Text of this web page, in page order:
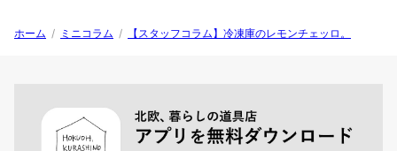
ホーム / ミニコラム / 【スタッフコラム】冷凍庫のレモンチェッロ。